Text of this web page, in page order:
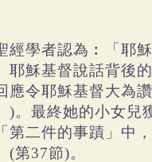
經學者認為︰「耶
耶穌基督說話背後
應令耶穌基督大為
)。最終她的小女兒
第二件的事蹟」中
(第37節)。